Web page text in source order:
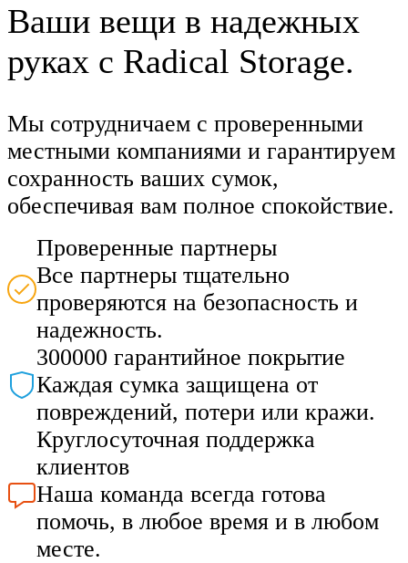
Ваши вещи в надежных
руках с Radical Storage.
Мы сотрудничаем с проверенными
местными компаниями и гарантируем
сохранность ваших сумок,
обеспечивая вам полное спокойствие.
Проверенные партнеры
Все партнеры тщательно
проверяются на безопасность и
надежность.
300000 гарантийное покрытие
Каждая сумка защищена от
повреждений, потери или кражи.
Круглосуточная поддержка
клиентов
Наша команда всегда готова
помочь, в любое время и в любом
месте.